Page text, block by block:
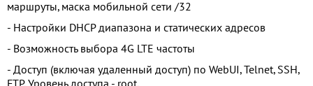
маршруты, маска мобильной сети /32
- Настройки DHCP диапазона и статических адресов
- Возможность выбора 4G LTE частоты
- Доступ (включая удаленный доступ) по WebUI, Telnet, SSH,